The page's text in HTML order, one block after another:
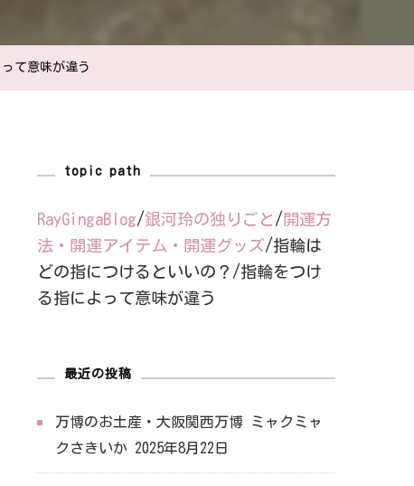
て意味が違う
topic path
RayGingaBlog/銀河玲の独りごと /開運方
法・開運アイテム・開運グッズ/指輪は
どの指につけるといいの？/指輪をつけ
る指によって意味が違う
最近の投稿
万博のお土産・大阪関西万博 ミャクミャ
クさきいか
2025年8月22日